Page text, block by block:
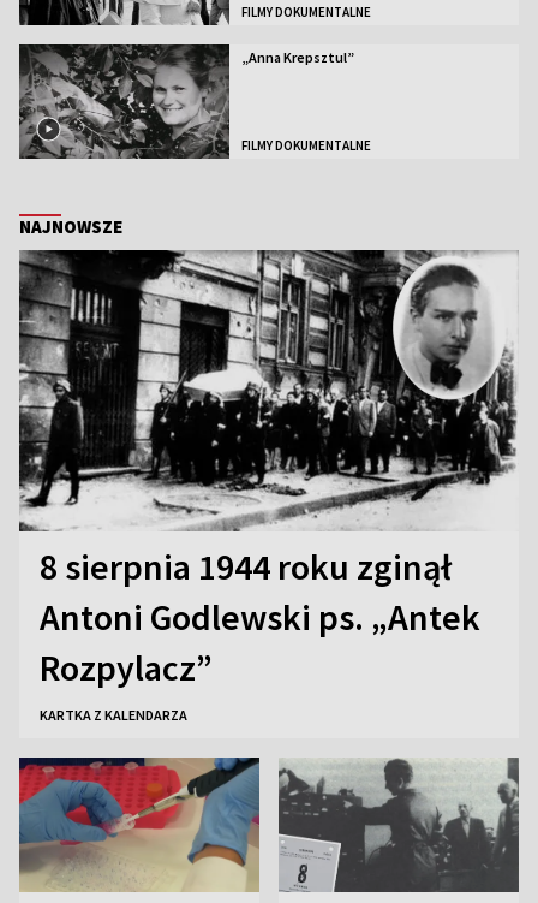
FILMY DOKUMENTALNE
„Anna Krepsztul”
FILMY DOKUMENTALNE
NAJNOWSZE
8 sierpnia 1944 roku zginął
Antoni Godlewski ps. „Antek
Rozpylacz”
KARTKA Z KALENDARZA